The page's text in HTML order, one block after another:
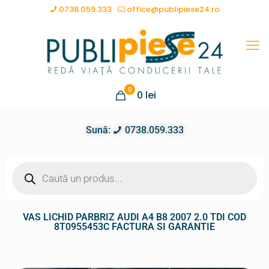
0738.059.333 office@publipiese24.ro
0 0 lei
Sună: 0738.059.333
VAS LICHID PARBRIZ AUDI A4 B8 2007 2.0 TDI COD
8T0955453C FACTURA SI GARANTIE